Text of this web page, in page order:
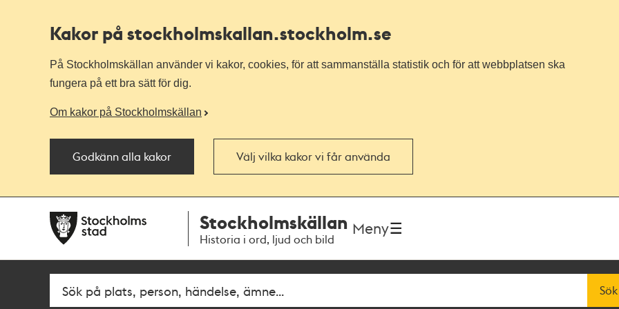
Kakor på stockholmskallan.stockholm.se
På Stockholmskällan använder vi kakor, cookies, för att sammanställa statistik och för att webbplatsen ska
fungera på ett bra sätt för dig.
Om kakor på Stockholmskällan
Godkänn alla kakor Välj vilka kakor vi får använda
navigationen
huvudinnehållet
Stockholmskällan
Historia i ord, ljud och bild
Meny
Fritextsök Sök